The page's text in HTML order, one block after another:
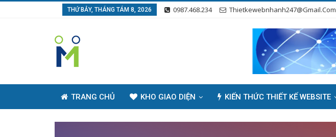
THỨ BẢY, THÁNG TÁM 8, 2026 0987.468.234 Thietkewebnhanh247@gmail.com
TRANG CHỦ KHO GIAO DIỆN KIẾN THỨC THIẾT KẾ WEBSITE